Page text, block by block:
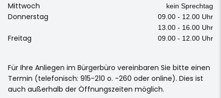
Mittwoch kein Sprechtag
Donnerstag
09.00 - 12.00 Uhr
13.00 - 16.00 Uhr
Freitag 09.00 - 12.00 Uhr
Für Ihre Anliegen im Bürgerbüro vereinbaren Sie bitte einen
Termin (telefonisch: 915-210 o. -260 oder online). Dies ist
auch außerhalb der Öffnungszeiten möglich.